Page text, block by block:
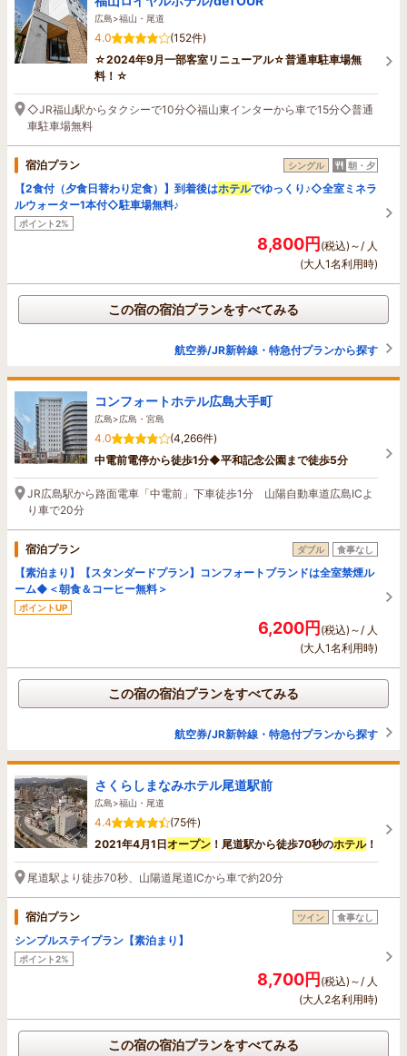
広島>福山・尾道
4.0
(152件)
☆2024年9月一部客室リニューアル☆普通車駐車場無
料！☆
◇JR福山駅からタクシーで10分◇福山東インターから車で15分◇普通
車駐車場無料
宿泊プラン シングル 朝・夕
【2食付（夕食日替わり定食）】到着後はホテルでゆっくり♪◇全室ミネラ
ルウォーター1本付◇駐車場無料♪
ポイント2%
8,800円(税込)～/ 人
(大人1名利用時)
この宿の宿泊プランをすべてみる
航空券/JR新幹線・特急付プランから探す
コンフォートホテル広島大手町
広島>広島・宮島
4.0
(4,266件)
中電前電停から徒歩1分◆平和記念公園まで徒歩5分
JR広島駅から路面電車「中電前」下車徒歩1分 山陽自動車道広島ICよ
り車で20分
宿泊プラン ダブル 食事なし
【素泊まり】【スタンダードプラン】コンフォートブランドは全室禁煙ル
ーム◆＜朝食＆コーヒー無料＞
ポイントUP
6,200円(税込)～/ 人
(大人1名利用時)
この宿の宿泊プランをすべてみる
航空券/JR新幹線・特急付プランから探す
さくらしまなみホテル尾道駅前
広島>福山・尾道
4.4
(75件)
2021年4月1日オープン ！尾道駅から徒歩70秒のホテル！
尾道駅より徒歩70秒、山陽道尾道ICから車で約20分
宿泊プラン ツイン 食事なし
シンプルステイプラン【素泊まり】
ポイント2%
8,700円(税込)～/ 人
(大人2名利用時)
この宿の宿泊プランをすべてみる